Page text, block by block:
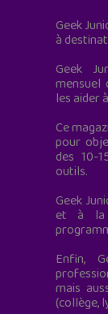
Geek
à
Geek
mensuel
les aider
Ce
pour
des 10-
outils.
Geek
et à la
Enfin,
mais
(collège,